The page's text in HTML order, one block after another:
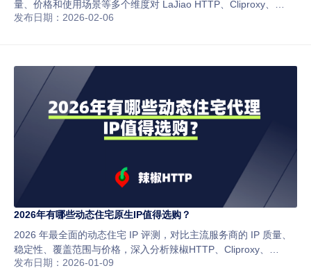
量、价格和使用场景等多个维度对 LaJiao HTTP、Cliproxy、
Bright Data、Smartproxy 等主流平台进行了对比，帮助跨境电商
发布日期：2026-02-06
2026年有哪些动态住宅原生IP值得选购？
2026 年最全面的动态住宅 IP 评测，对比主流服务商的 IP 质量、
稳定性、覆盖范围与价格，深入分析辣椒HTTP、Cliproxy、
BrightData 等品牌，适合跨境电商、社媒运营与数据采集场景。
发布日期：2026-01-09